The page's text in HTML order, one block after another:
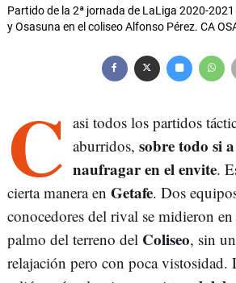
Partido de la 2ª jornada de LaLiga 2020-
y Osasuna en el coliseo Alfonso Pérez. CA
C asi todos los partidos
aburridos, sobre todo si
naufragar en el envite.
cierta manera en Getafe. Dos
conocedores del rival se midieron
palmo del terreno del Coliseo, sin
relajación pero con poca vistosidad.